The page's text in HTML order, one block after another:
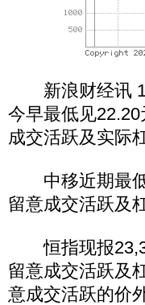
新浪财经讯 12
今早最低见
成交活跃及实际
中移近期最低
留意成交活跃及
恒指现报
留意成交活跃及
意成交活跃的价